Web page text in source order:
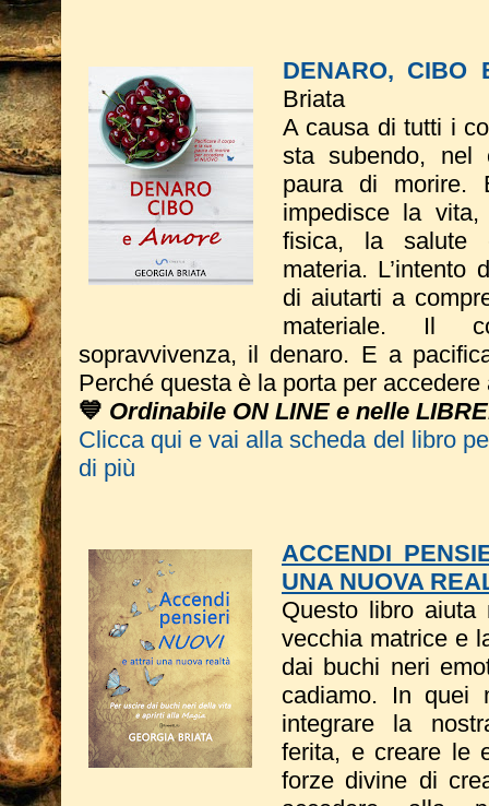
DENARO, CIBO
Briata
A causa di tutti i
sta subendo,
paura di morire.
impedisce la
fisica, la
materia. L’intento
di aiutarti a
materiale. Il
sopravvivenza, il denaro. E a
Perché questa è la porta per accedere
💙 Ordinabile ON LINE e nelle
Clicca qui e vai alla scheda del libro
di più
ACCENDI
UNA NUOVA
Questo libro aiuta
vecchia matrice e
dai buchi neri
cadiamo. In quei
integrare la
ferita, e creare le
forze divine di